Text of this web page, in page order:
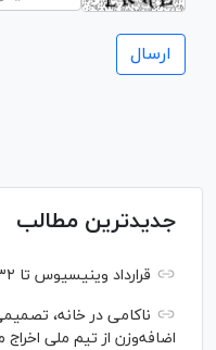
جدیدترین مطالب
قرارداد وینیسیوس تا ۲۰۳۲ با رئال‌ تمدید شد
ناکامی در خانه،
اضافه‌وزن از تیم ملی